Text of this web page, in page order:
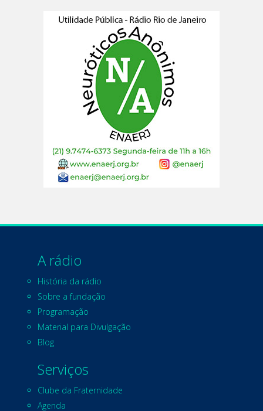
A rádio
História da rádio
Sobre a fundação
Programação
Material para Divulgação
Blog
Serviços
Clube da Fraternidade
Agenda